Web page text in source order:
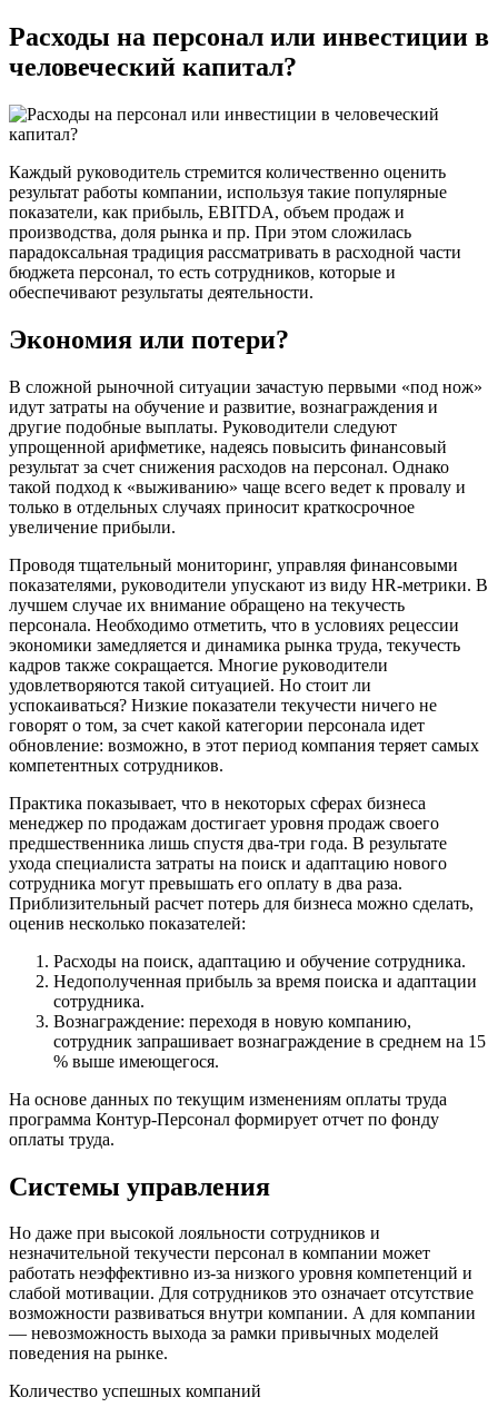
Расходы на персонал или инвестиции в
человеческий капитал?
Каждый руководитель стремится количественно оценить
результат работы компании, используя такие популярные
показатели, как прибыль, EBITDA, объем продаж и
производства, доля рынка и пр. При этом сложилась
парадоксальная традиция рассматривать в расходной части
бюджета персонал, то есть сотрудников, которые и
обеспечивают результаты деятельности.
Экономия или потери?
В сложной рыночной ситуации зачастую первыми «под нож»
идут затраты на обучение и развитие, вознаграждения и
другие подобные выплаты. Руководители следуют
упрощенной арифметике, надеясь повысить финансовый
результат за счет снижения расходов на персонал. Однако
такой подход к «выживанию» чаще всего ведет к провалу и
только в отдельных случаях приносит краткосрочное
увеличение прибыли.
Проводя тщательный мониторинг, управляя финансовыми
показателями, руководители упускают из виду HR-метрики. В
лучшем случае их внимание обращено на текучесть
персонала. Необходимо отметить, что в условиях рецессии
экономики замедляется и динамика рынка труда, текучесть
кадров также сокращается. Многие руководители
удовлетворяются такой ситуацией. Но стоит ли
успокаиваться? Низкие показатели текучести ничего не
говорят о том, за счет какой категории персонала идет
обновление: возможно, в этот период компания теряет самых
компетентных сотрудников.
Практика показывает, что в некоторых сферах бизнеса
менеджер по продажам достигает уровня продаж своего
предшественника лишь спустя два-три года. В результате
ухода специалиста затраты на поиск и адаптацию нового
сотрудника могут превышать его оплату в два раза.
Приблизительный расчет потерь для бизнеса можно сделать,
оценив несколько показателей:
Расходы на поиск, адаптацию и обучение сотрудника.
Недополученная прибыль за время поиска и адаптации
сотрудника.
Вознаграждение: переходя в новую компанию,
сотрудник запрашивает вознаграждение в среднем на 15
% выше имеющегося.
На основе данных по текущим изменениям оплаты труда
программа Контур-Персонал формирует отчет по фонду
оплаты труда.
Системы управления
Но даже при высокой лояльности сотрудников и
незначительной текучести персонал в компании может
работать неэффективно из-за низкого уровня компетенций и
слабой мотивации. Для сотрудников это означает отсутствие
возможности развиваться внутри компании. А для компании
― невозможность выхода за рамки привычных моделей
поведения на рынке.
Количество успешных компаний